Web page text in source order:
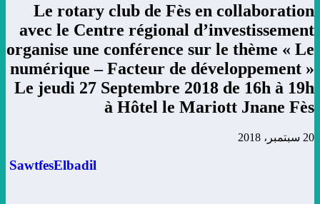
Le rotary club de Fès en collaboration
avec le Centre régional d’investissement
organise une conférence sur le thème « Le
numérique – Facteur de développement »
Le jeudi 27 Septembre 2018 de 16h à 19h
à Hôtel le Mariott Jnane Fès
20 سبتمبر، 2018